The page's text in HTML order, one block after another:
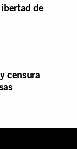
de
censura